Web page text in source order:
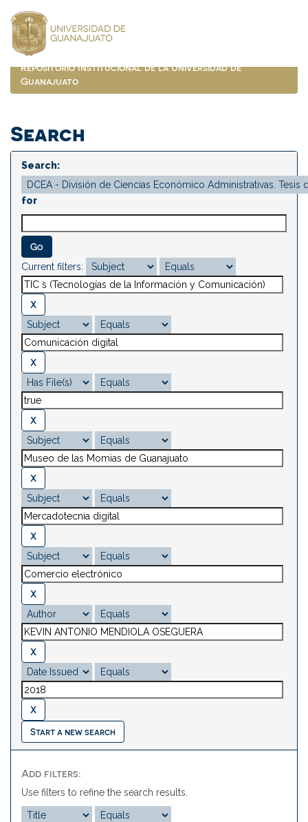
navigation
Repositorio Institucional de la Universidad de
Guanajuato
Search
Search:
for
Current filters:
Start a new search
Add filters:
Use filters to refine the search results.